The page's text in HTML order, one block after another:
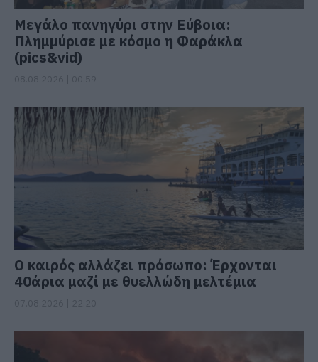
Μεγάλο πανηγύρι στην Εύβοια:
Πλημμύρισε με κόσμο η Φαράκλα
(pics&vid)
Ο καιρός αλλάζει πρόσωπο: Έρχονται
40άρια μαζί με θυελλώδη μελτέμια